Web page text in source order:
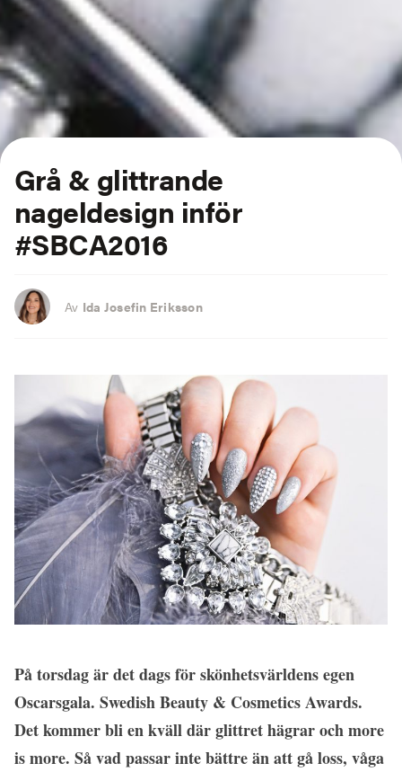
Grå & glittrande
nageldesign inför
#SBCA2016
Av Ida Josefin Eriksson
På torsdag är det dags för skönhetsvärldens egen
Oscarsgala. Swedish Beauty & Cosmetics Awards.
Det kommer bli en kväll där glittret hägrar och more
is more. Så vad passar inte bättre än att gå loss, våga